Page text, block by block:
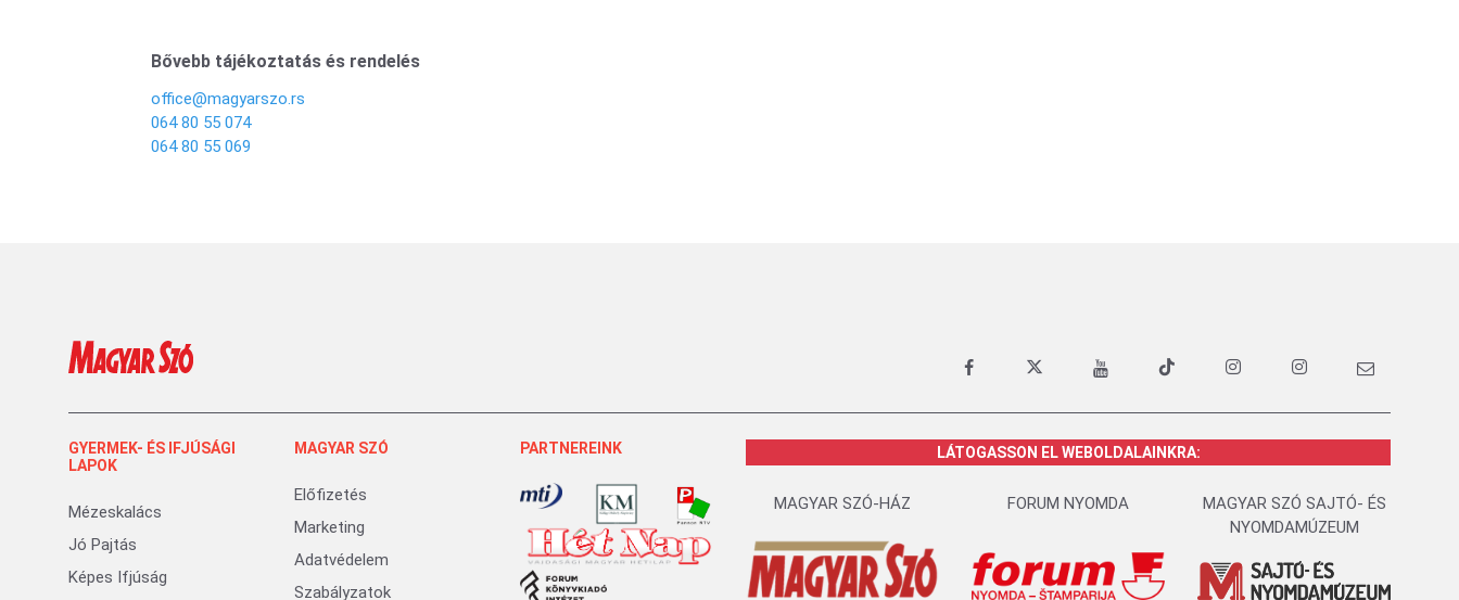
Bővebb tájékoztatás és rendelés
office@magyarszo.rs
064 80 55 074
064 80 55 069
GYERMEK- ÉS IFJÚSÁGI
LAPOK
Mézeskalács
Jó Pajtás
Képes Ifjúság
MAGYAR SZÓ
Előfizetés
Marketing
Adatvédelem
Szabályzatok
PARTNEREINK LÁTOGASSON EL WEBOLDALAINKRA:
MAGYAR SZÓ-HÁZ FORUM NYOMDA
MAGYAR SZÓ SAJTÓ- ÉS
NYOMDAMÚZEUM